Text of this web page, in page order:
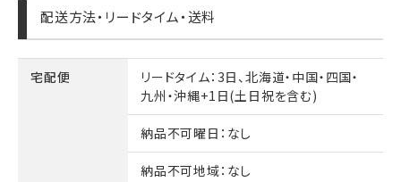
配送方法・リードタイム・送料
宅配便 リードタイム：3日、北海道・中国・四国・
九州・沖縄+1日(土日祝を含む)
納品不可曜日 ：なし
納品不可地域：なし